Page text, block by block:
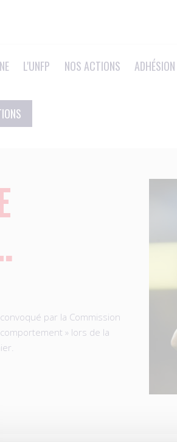
L'UNFP NOS ACTIONS ADHÉSION
par la Commission
» lors de la